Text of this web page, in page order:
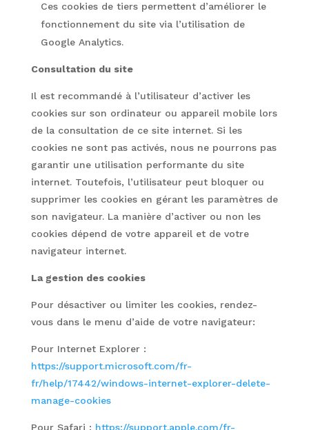
Ces cookies de tiers permettent d’améliorer le
fonctionnement du site via l’utilisation de
Google Analytics.
Consultation du site
Il est recommandé à l’utilisateur d’activer les
cookies sur son ordinateur ou appareil mobile lors
de la consultation de ce site internet. Si les
cookies ne sont pas activés, nous ne pourrons pas
garantir une utilisation performante du site
internet. Toutefois, l’utilisateur peut bloquer ou
supprimer les cookies en gérant les paramètres de
son navigateur. La manière d’activer ou non les
cookies dépend de votre appareil et de votre
navigateur internet.
La gestion des cookies
Pour désactiver ou limiter les cookies, rendez-
vous dans le menu d’aide de votre navigateur:
Pour Internet Explorer :
https://support.microsoft.com/fr-
fr/help/17442/windows-internet-explorer-delete-
manage-cookies
Pour Safari : https://support.apple.com/fr-